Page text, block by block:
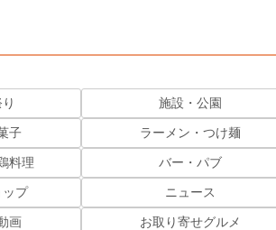
施設・公園
子 ラーメン・つけ麺
料理 バー・パブ
ップ ニュース
画 お取り寄せグルメ